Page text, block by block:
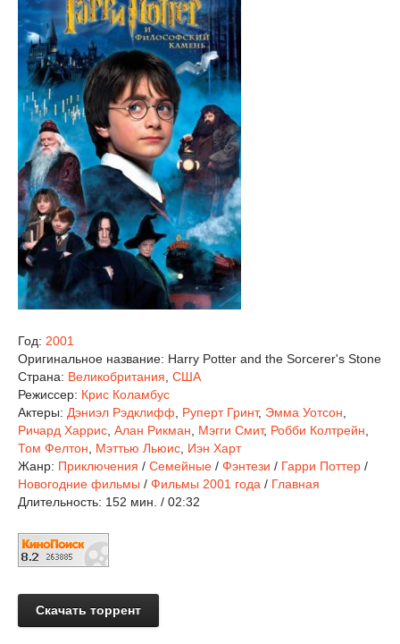
Год: 2001
Оригинальное название: Harry Potter and the Sorcerer's Stone
Страна: Великобритания США
Режиссер: Крис Коламбус
Актеры: Дэниэл Рэдклифф Руперт Гринт, Эмма Уотсон
Ричард Харрис Алан Рикман Мэгги Смит, Робби Колтрейн
Том Фелтон
Мэттью Льюис Иэн Харт
Жанр: Приключения / Семейные / Фэнтези / Гарри Поттер /
Новогодние фильмы / Фильмы 2001 года / Главная
Длительность: 152 мин. / 02:32
Скачать торрент